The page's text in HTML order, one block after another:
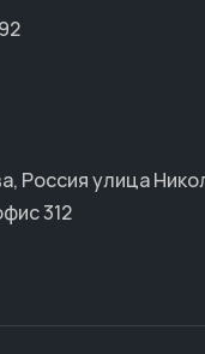
Россия улица
312